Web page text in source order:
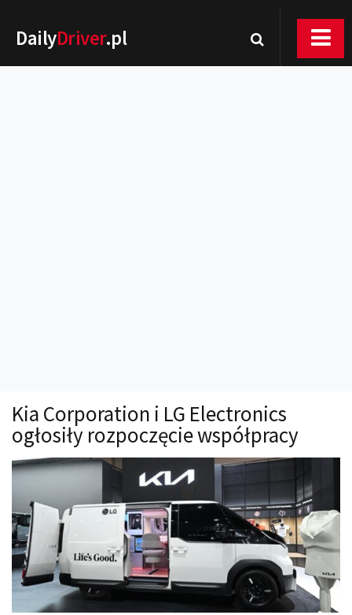
DailyDriver.pl
Technika jazdy
Oświetlenie
Kalkulatory
Przelicznik mocy
Auto z niemiec
Galerie
Kia Corporation i LG Electronics
ogłosiły rozpoczęcie współpracy